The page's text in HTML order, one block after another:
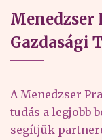
Menedzser
Gazdasági
A Menedzser
tudás a legjobb
segítjük